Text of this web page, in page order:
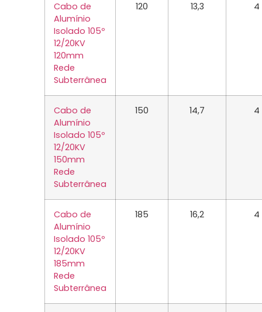
Cabo de
Alumínio
Isolado 105º
12/20KV
120mm
Rede
Subterrânea
120 13,3 4
Cabo de
Alumínio
Isolado 105º
12/20KV
150mm
Rede
Subterrânea
150 14,7 4
Cabo de
Alumínio
Isolado 105º
12/20KV
185mm
Rede
Subterrânea
185 16,2 4